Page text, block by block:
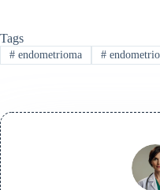
Tags
#endometrioma #